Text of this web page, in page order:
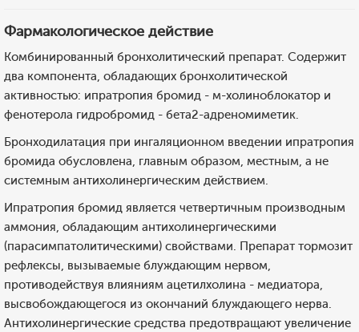
Фармакологическое действие
Комбинированный бронхолитический препарат. Содержит
два компонента, обладающих бронхолитической
активностью: ипратропия бромид - м-холиноблокатор и
фенотерола гидробромид - бета2-адреномиметик.
Бронходилатация при ингаляционном введении ипратропия
бромида обусловлена, главным образом, местным, а не
системным антихолинергическим действием.
Ипратропия бромид является четвертичным производным
аммония, обладающим антихолинергическими
(парасимпатолитическими) свойствами. Препарат тормозит
рефлексы, вызываемые блуждающим нервом,
противодействуя влияниям ацетилхолина - медиатора,
высвобождающегося из окончаний блуждающего нерва.
Антихолинергические средства предотвращают увеличение